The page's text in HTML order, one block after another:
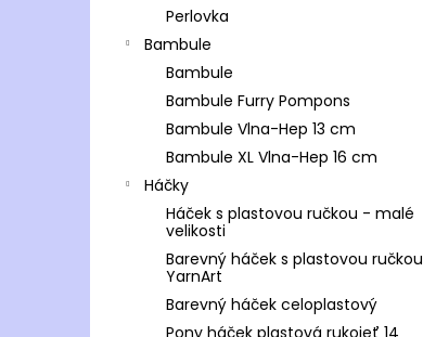
Perlovka
Bambule
Bambule
Bambule Furry Pompons
Bambule Vlna-Hep 13 cm
Bambule XL Vlna-Hep 16 cm
Háčky
Háček s plastovou ručkou - malé
velikosti
Barevný háček s plastovou ručkou
YarnArt
Barevný háček celoplastový
Pony háček plastová rukojeť 14